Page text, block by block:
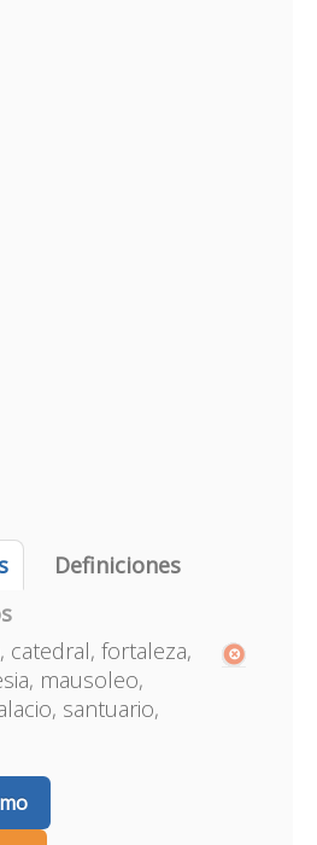
Definiciones
catedral, fortaleza,
mausoleo,
santuario,